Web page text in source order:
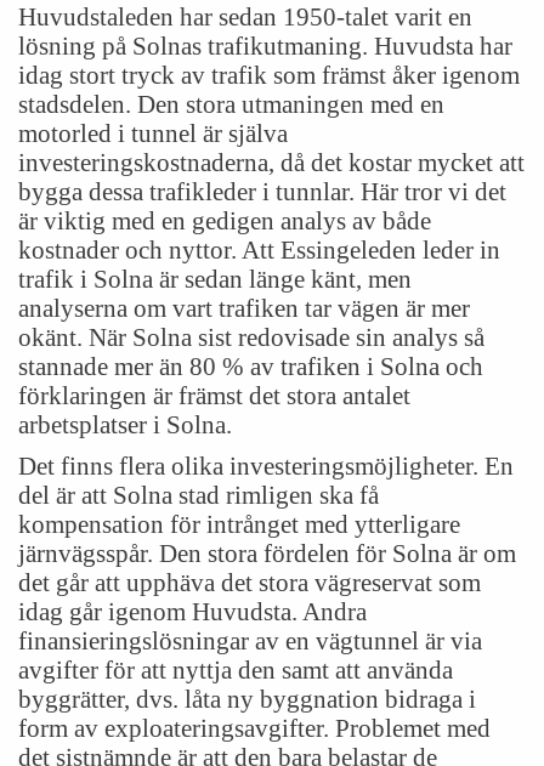
Huvudstaleden har sedan 1950-talet varit en
lösning på Solnas trafikutmaning. Huvudsta har
idag stort tryck av trafik som främst åker igenom
stadsdelen. Den stora utmaningen med en
motorled i tunnel är själva
investeringskostnaderna, då det kostar mycket att
bygga dessa trafikleder i tunnlar. Här tror vi det
är viktig med en gedigen analys av både
kostnader och nyttor. Att Essingeleden leder in
trafik i Solna är sedan länge känt, men
analyserna om vart trafiken tar vägen är mer
okänt. När Solna sist redovisade sin analys så
stannade mer än 80 % av trafiken i Solna och
förklaringen är främst det stora antalet
arbetsplatser i Solna.
Det finns flera olika investeringsmöjligheter. En
del är att Solna stad rimligen ska få
kompensation för intrånget med ytterligare
järnvägsspår. Den stora fördelen för Solna är om
det går att upphäva det stora vägreservat som
idag går igenom Huvudsta. Andra
finansieringslösningar av en vägtunnel är via
avgifter för att nyttja den samt att använda
byggrätter, dvs. låta ny byggnation bidraga i
form av exploateringsavgifter. Problemet med
det sistnämnde är att den bara belastar de